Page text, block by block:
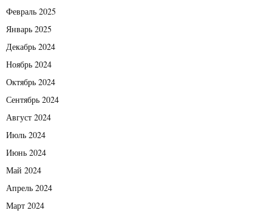
Февраль 2025
Январь 2025
Декабрь 2024
Ноябрь 2024
Октябрь 2024
Сентябрь 2024
Август 2024
Июль 2024
Июнь 2024
Май 2024
Апрель 2024
Март 2024